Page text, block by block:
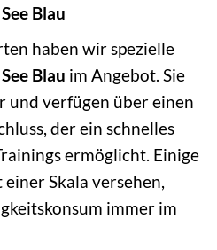
Blau
haben wir spezielle
Blau im Angebot. Sie
und verfügen über einen
der ein schnelles
ermöglicht. Einige
Skala versehen,
immer im